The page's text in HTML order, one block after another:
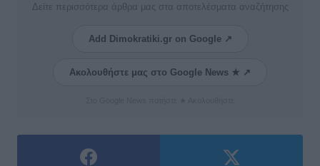
Δείτε περισσότερα άρθρα μας στα αποτελέσματα αναζήτησης
Add Dimokratiki.gr on Google ↗
Ακολουθήστε μας στο Google News ★ ↗